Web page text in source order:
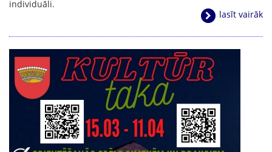
individuāli.
lasīt vairāk